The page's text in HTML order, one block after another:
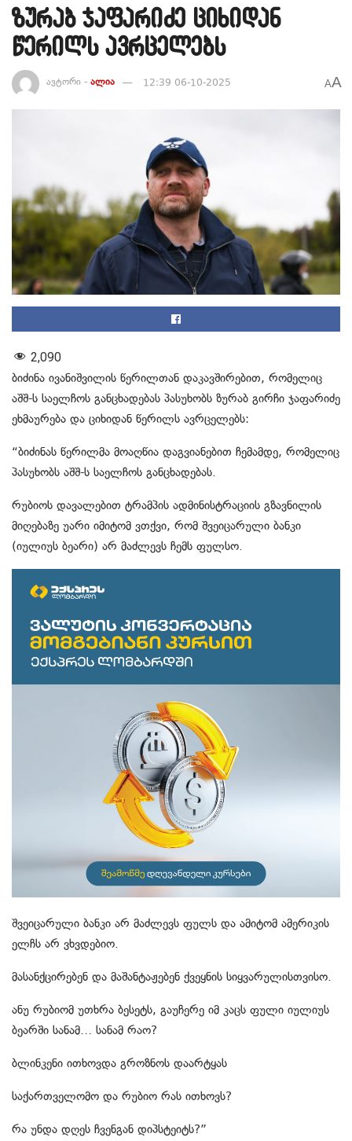
ზურაბ ჯაფარიძე ციხიდან
წერილს ავრცელებს
ავტორი - ალია 12:39 06-10-2025 AA
2,090
ბიძინა ივანიშვილის წერილთან დაკავშირებით, რომელიც
აშშ-ს საელჩოს განცხადებას პასუხობს ზურაბ გირჩი ჯაფარიძე
ეხმაურება და ციხიდან წერილს ავრცელებს:
“ბიძინას წერილმა მოაღწია დაგვიანებით ჩემამდე, რომელიც
პასუხობს აშშ-ს საელჩოს განცხადებას.
რუბიოს დავალებით ტრამპის ადმინისტრაციის გზავნილის
მიღებაზე უარი იმიტომ ვთქვი, რომ შვეიცარული ბანკი
(იულიუს ბეარი) არ მაძლევს ჩემს ფულსო.
შვეიცარული ბანკი არ მაძლევს ფულს და ამიტომ ამერიკის
ელჩს არ ვხვდებიო.
მასანქცირებენ და მაშანტაჟებენ ქვეყნის სიყვარულისთვისო.
ანუ რუბიომ უთხრა ბესეტს, გაუჩერე იმ კაცს ფული იულიუს
ბეარში სანამ… სანამ რაო?
ბლინკენი ითხოვდა გროზნოს დაარტყას
საქართველომო და რუბიო რას ითხოვს?
რა უნდა დღეს ჩვენგან დიპსტეიტს?”